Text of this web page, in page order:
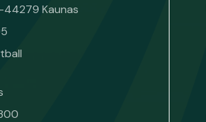
44279 Kaunas